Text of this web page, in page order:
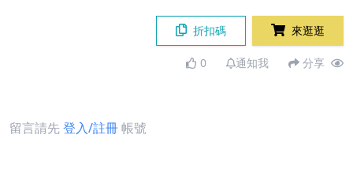
折扣碼 來逛逛
0 通知我 分享
留言請先登入/註冊帳號